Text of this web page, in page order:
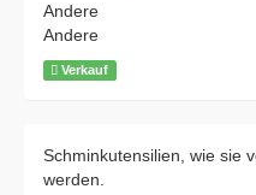
Andere
Andere
Verkauf
Schminkutensilien, wie sie
werden.